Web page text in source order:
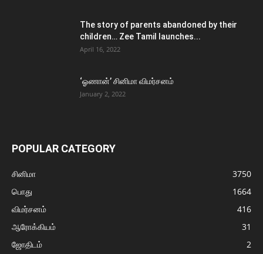
The story of parents abandoned by their
children… Zee Tamil launches...
April 16, 2022
‘ஓணான்’ சினிமா விமர்சனம்
January 2, 2022
POPULAR CATEGORY
சினிமா
3750
பொது
1664
விமர்சனம்
416
ஆரோக்கியம்
31
ஜோதிடம்
2